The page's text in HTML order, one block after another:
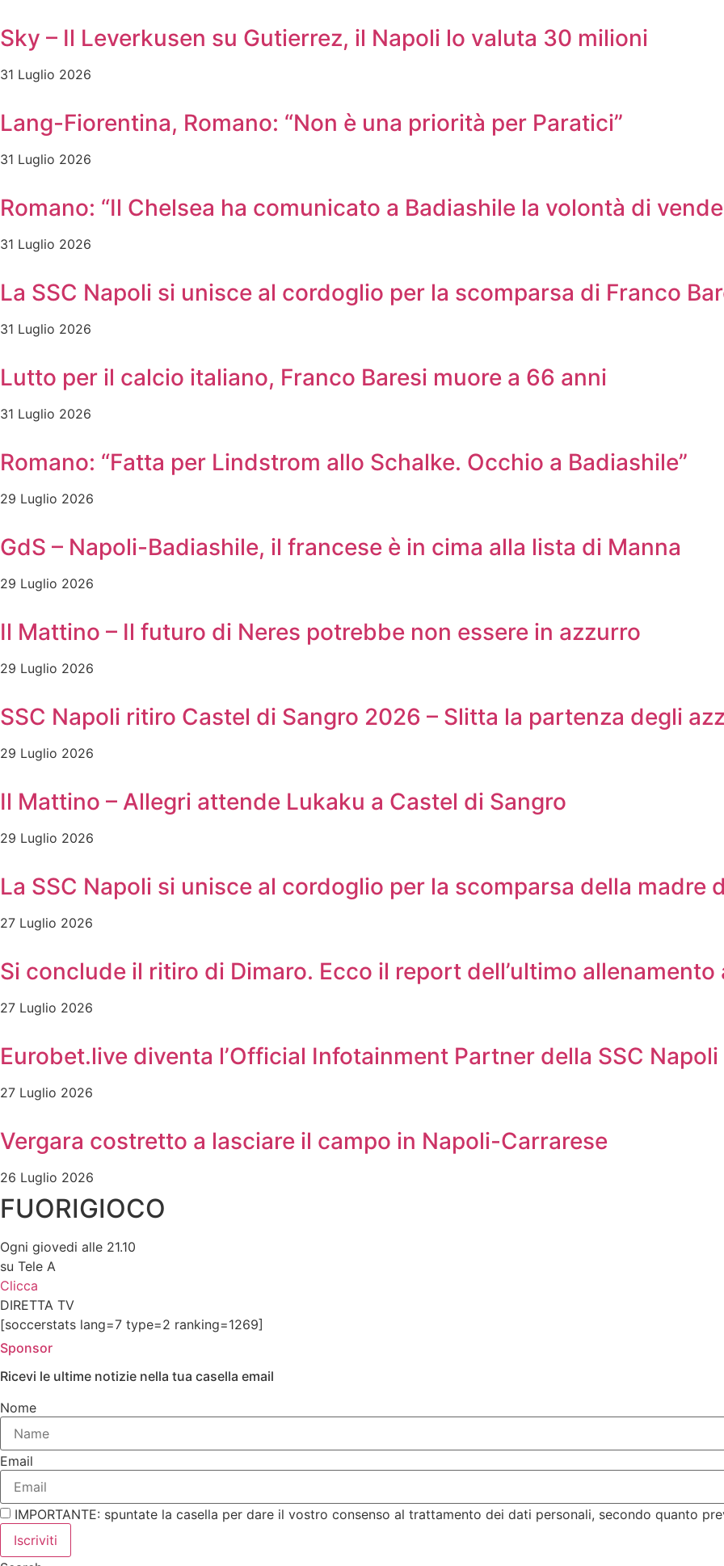
Sky – Il Leverkusen su Gutierrez, il Napoli lo valuta 30 milioni
31 Luglio 2026
Lang-Fiorentina, Romano: “Non è una priorità per Paratici”
31 Luglio 2026
Romano: “Il Chelsea ha comunicato a Badiashile la volontà di
31 Luglio 2026
La SSC Napoli si unisce al cordoglio per la scomparsa di Franco
31 Luglio 2026
Lutto per il calcio italiano, Franco Baresi muore a 66 anni
31 Luglio 2026
Romano: “Fatta per Lindstrom allo Schalke. Occhio a Badiashile”
29 Luglio 2026
GdS – Napoli-Badiashile, il francese è in cima alla lista di Manna
29 Luglio 2026
Il Mattino – Il futuro di Neres potrebbe non essere in azzurro
29 Luglio 2026
SSC Napoli ritiro Castel di Sangro 2026 – Slitta la partenza degli
29 Luglio 2026
Il Mattino – Allegri attende Lukaku a Castel di Sangro
29 Luglio 2026
La SSC Napoli si unisce al cordoglio per la scomparsa della madre
27 Luglio 2026
Si conclude il ritiro di Dimaro. Ecco il report dell’ultimo allenamento
27 Luglio 2026
Eurobet.live diventa l’Official Infotainment Partner della SSC Napoli
27 Luglio 2026
Vergara costretto a lasciare il campo in Napoli-Carrarese
26 Luglio 2026
FUORIGIOCO
Ogni giovedi alle 21.10
su Tele A
Clicca
DIRETTA TV
[soccerstats lang=7 type=2 ranking=1269]
Sponsor
Ricevi le ultime notizie nella tua casella email
Nome
Email
IMPORTANTE: spuntate la casella per dare il vostro consenso al trattamento dei dati personali, secondo quanto
Iscriviti